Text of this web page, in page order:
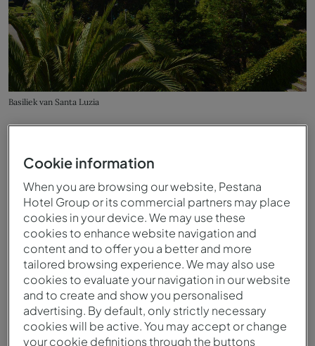
Basiliek van Santa Luzia
Cookie information
When you are browsing our website, Pestana
Hotel Group or its commercial partners may place
cookies in your device. We may use these
cookies to enhance website navigation and
content and to offer you a better and more
tailored browsing experience. We may also use
cookies to evaluate your navigation in our website
and to create and show you personalised
advertising. By default, only strictly necessary
cookies will be active. You may accept or change
your cookie definitions through the buttons